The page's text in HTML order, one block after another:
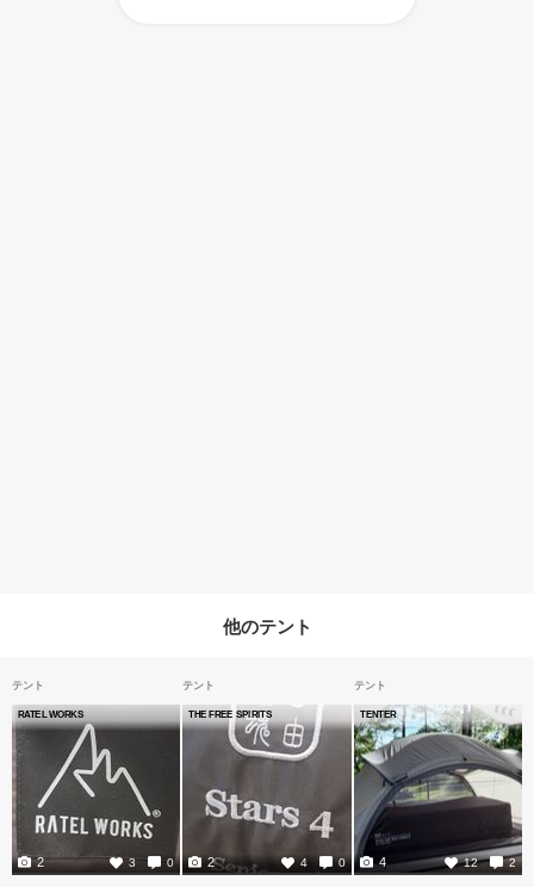
他のテント
テント
RATEL WORKS
3 0
2
テント
THE FREE SPIRITS
4 0
2
テント
TENTER
12 2
4